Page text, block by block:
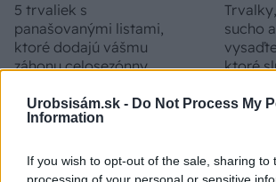
Urobsisám.sk - Do Not Process My
Information
If you wish to opt-out of the sale, sharing to
processing of your personal or sensitive
5 trvaliek s
panašovanými listami,
ktoré dodajú vášmu
záhonu celosezónny
sucho
ktoré